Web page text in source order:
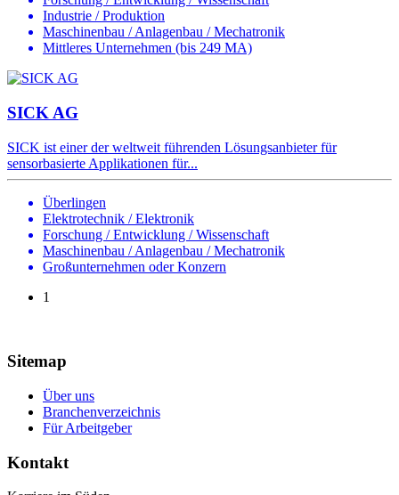
Industrie / Produktion
Maschinenbau / Anlagenbau / Mechatronik
Mittleres Unternehmen (bis 249 MA)
SICK AG
SICK ist einer der weltweit führenden Lösungsanbieter für
sensorbasierte Applikationen für...
Überlingen
Elektrotechnik / Elektronik
Forschung / Entwicklung / Wissenschaft
Maschinenbau / Anlagenbau / Mechatronik
Großunternehmen oder Konzern
1
Sitemap
Über uns
Branchenverzeichnis
Für Arbeitgeber
Kontakt